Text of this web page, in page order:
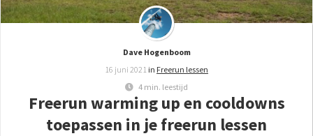
Dave Hogenboom
16 juni 2021 in Freerun lessen
4 min. leestijd
Freerun warming up en cooldowns
toepassen in je freerun lessen